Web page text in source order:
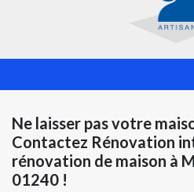
Ne laisser pas votre
Contactez Rénovation
rénovation de maison à
01240 !